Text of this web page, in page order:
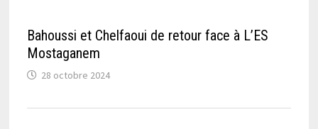
Bahoussi et Chelfaoui de retour face à L’ES
Mostaganem
28 octobre 2024